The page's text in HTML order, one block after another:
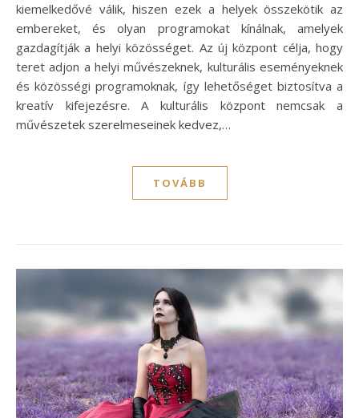
kiemelkedővé válik, hiszen ezek a helyek összekötik az
embereket, és olyan programokat kínálnak, amelyek
gazdagítják a helyi közösséget. Az új központ célja, hogy
teret adjon a helyi művészeknek, kulturális eseményeknek
és közösségi programoknak, így lehetőséget biztosítva a
kreatív kifejezésre. A kulturális központ nemcsak a
művészetek szerelmeseinek kedvez,…
TOVÁBB